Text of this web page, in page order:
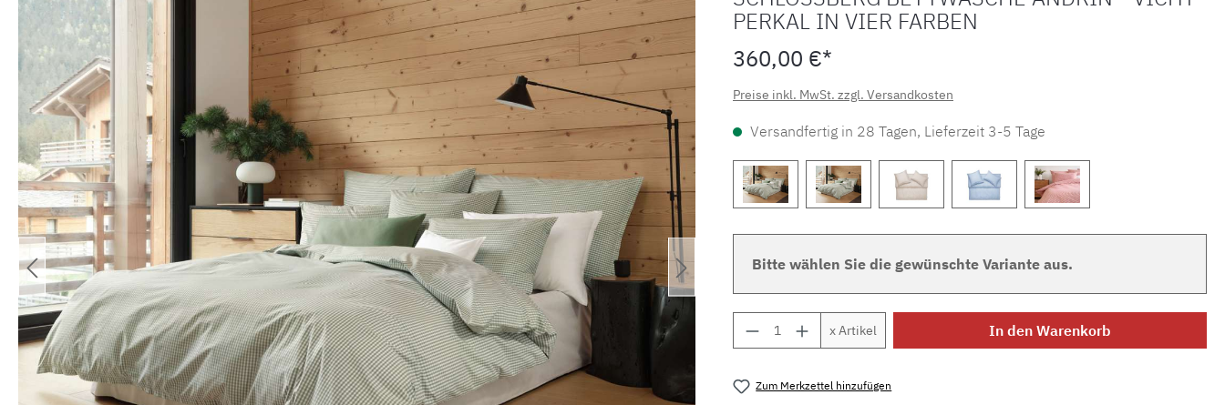
PERKAL IN VIER FARBEN
360,00 €*
Preise inkl. MwSt. zzgl. Versandkosten
Versandfertig in 28 Tagen, Lieferzeit 3-5 Tage
Bitte wählen Sie die gewünschte Variante aus.
Produkt Anzahl: Gib den gewünschten Wert ein
x Artikel In den Warenkorb
Zum Merkzettel hinzufügen